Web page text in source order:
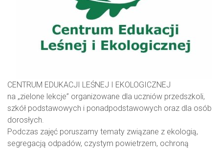
CENTRUM EDUKACJI LEŚNEJ I EKOLOGICZNEJ
na „zielone lekcje” organizowane dla uczniów przedszkoli,
szkół podstawowych i ponadpodstawowych oraz dla osób
dorosłych.
Podczas zajęć poruszamy tematy związane z ekologią,
segregacją odpadów, czystym powietrzem, ochroną